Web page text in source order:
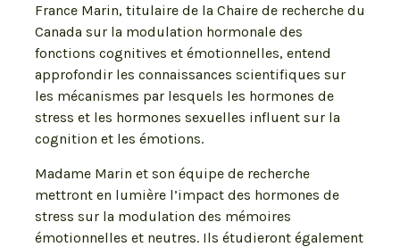
France Marin, titulaire de la Chaire de recherche du
Canada sur la modulation hormonale des
fonctions cognitives et émotionnelles, entend
approfondir les connaissances scientifiques sur
les mécanismes par lesquels les hormones de
stress et les hormones sexuelles influent sur la
cognition et les émotions.
Madame Marin et son équipe de recherche
mettront en lumière l’impact des hormones de
stress sur la modulation des mémoires
émotionnelles et neutres. Ils étudieront également